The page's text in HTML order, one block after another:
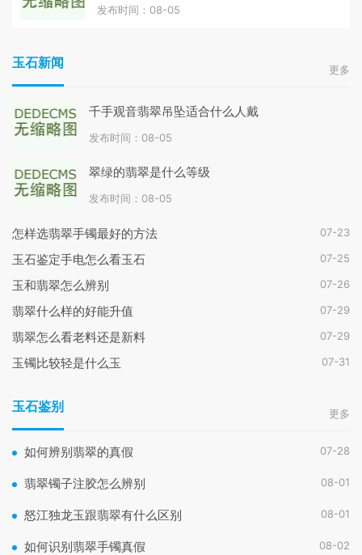
发布时间：08-05
玉石新闻 更多
千手观音翡翠吊坠适合什么人戴
发布时间：08-05
翠绿的翡翠是什么等级
发布时间：08-05
怎样选翡翠手镯最好的方法 07-23
玉石鉴定手电怎么看玉石 07-25
玉和翡翠怎么辨别 07-26
翡翠什么样的好能升值 07-29
翡翠怎么看老料还是新料 07-29
玉镯比较轻是什么玉 07-31
玉石鉴别 更多
如何辨别翡翠的真假 07-28
翡翠镯子注胶怎么辨别 08-01
怒江独龙玉跟翡翠有什么区别 08-01
如何识别翡翠手镯真假 08-02